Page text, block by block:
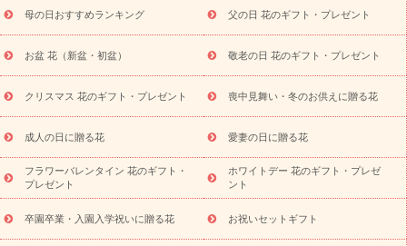
供え・お悔やみ商品一覧
お供え・お悔やみの花
四十九日法要以
お供え プリザーブドフラワー
ペットのお供えフラワー
お盆（新
盆・初盆）
その他 お祝い返し お見舞い
お取り寄せギフト
ビジネス用
ご自宅用 観葉植物 ミディ胡蝶蘭
プリザーブ
ドフラワー
スタイルから探す アレンジメント 花束
スタ
ンド花
お祝い お供え・お悔やみ 胡蝶蘭 胡蝶蘭・花鉢
ディ胡蝶蘭・お祝い
ミディ胡蝶蘭・お供え
世界初の青色胡蝶蘭
観葉植物
観葉植物 産直多肉植物
プリザーブドフラワー
お祝い
お供え・お悔やみ 花とセットギフト
セミオーダー
プチギフト（hanamore -ハナモア-）
花とみどりのeギフト
キューピットのeGfit
カラー ピンク イエローオレンジ
レッ
母の日おすすめランキング 父の日 花のギフト・プレゼント
お盆 花（新盆・初盆） 敬老の日 花のギフト・プレゼント
クリスマス 花のギフト・プレゼント 喪中見舞い・冬のお供えに贈る花
成人の日に贈る花 愛妻の日に贈る花
フラワーバレンタイン 花のギフト・
プレゼント
ホワイトデー 花のギフト・プレゼ
ント
卒園卒業・入園入学祝いに贈る花 お祝いセットギフト